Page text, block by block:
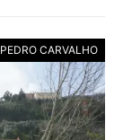
PEDRO CARVALHO